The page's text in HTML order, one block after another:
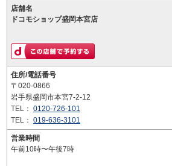
店舗名
ドコモショップ盛岡本宮店
住所/電話番号
〒020-0866
岩手県盛岡市本宮7-2-12
TEL： 0120-726-101
TEL： 019-636-3101
営業時間
午前10時〜午後7時